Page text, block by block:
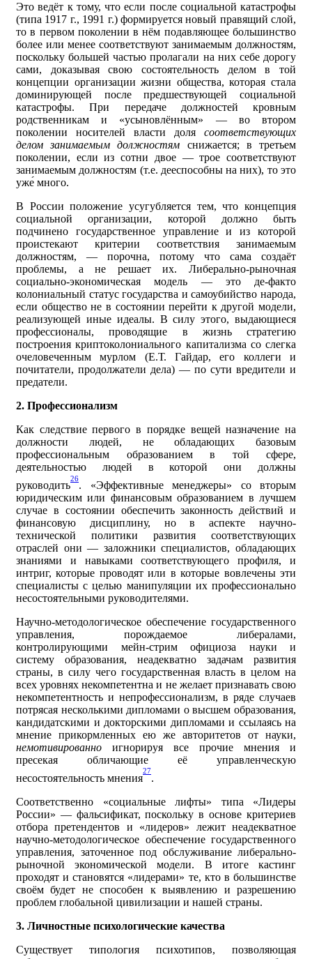
Это ведёт к тому, что если после социальной катастрофы
(типа 1917 г., 1991 г.) формируется новый правящий слой,
то в первом поколении в нём подавляющее большинство
более или менее соответствуют занимаемым должностям,
поскольку большей частью пролагали на них себе дорогу
сами, доказывая свою состоятельность делом в той
концепции организации жизни общества, которая стала
доминирующей после предшествующей социальной
катастрофы. При передаче должностей кровным
родственникам и «усыновлённым» — во втором
поколении носителей власти доля соответствующих
делом занимаемым должностям снижается; в третьем
поколении, если из сотни двое — трое соответствуют
занимаемым должностям (т.е. дееспособны на них), то это
уже́ много.
В России положение усугубляется тем, что концепция
социальной организации, которой должно быть
подчинено государственное управление и из которой
проистекают критерии соответствия занимаемым
должностям, — порочна, потому что сама создаёт
проблемы, а не решает их. Либерально-рыночная
социально-экономическая модель — это де-факто
колониальный статус государства и самоубийство народа,
если общество не в состоянии перейти к другой модели,
реализующей иные идеалы. В силу этого, выдающиеся
профессионалы, проводящие в жизнь стратегию
построения криптоколониального капитализма со слегка
очеловеченным мурлом (Е.Т. Гайдар, его коллеги и
почитатели, продолжатели дела) — по сути вредители и
предатели.
2. Профессионализм
Как следствие первого в порядке вещей назначение на
должности людей, не обладающих базовым
профессиональным образованием в той сфере,
деятельностью людей в которой они должны
руководить
26
. «Эффективные менеджеры» со вторым
юридическим или финансовым образованием в лучшем
случае в состоянии обеспечить законность действий и
финансовую дисциплину, но в аспекте научно-
технической политики развития соответствующих
отраслей они — заложники специалистов, обладающих
знаниями и навыками соответствующего профиля, и
интриг, которые проводят или в которые вовлечены эти
специалисты с целью манипуляции их профессионально
несостоятельными руководителями.
Научно-методологическое обеспечение государственного
управления, порождаемое либералами,
контролирующими мейн-стрим официоза науки и
систему образования, неадекватно задачам развития
страны, в силу чего государственная власть в целом на
всех уровнях некомпетентна и не желает признавать свою
некомпетентность и непрофессионализм, в ряде случаев
потрясая несколькими дипломами о высшем образования,
кандидатскими и докторскими дипломами и ссылаясь на
мнение прикормленных ею же авторитетов от науки,
немотивированно игнорируя все прочие мнения и
пресекая обличающие её управленческую
несостоятельность мнения
27
.
Соответственно «социальные лифты» типа «Лидеры
России» — фальсификат, поскольку в основе критериев
отбора претендентов и «лидеров» лежит неадекватное
научно-методологическое обеспечение государственного
управления, заточенное под обслуживание либерально-
рыночной экономической модели. В итоге кастинг
проходят и становятся «лидерами» те, кто в большинстве
своём будет не способен к выявлению и разрешению
проблем глобальной цивилизации и нашей страны.
3. Личностные психологические качества
Существует типология психотипов, позволяющая